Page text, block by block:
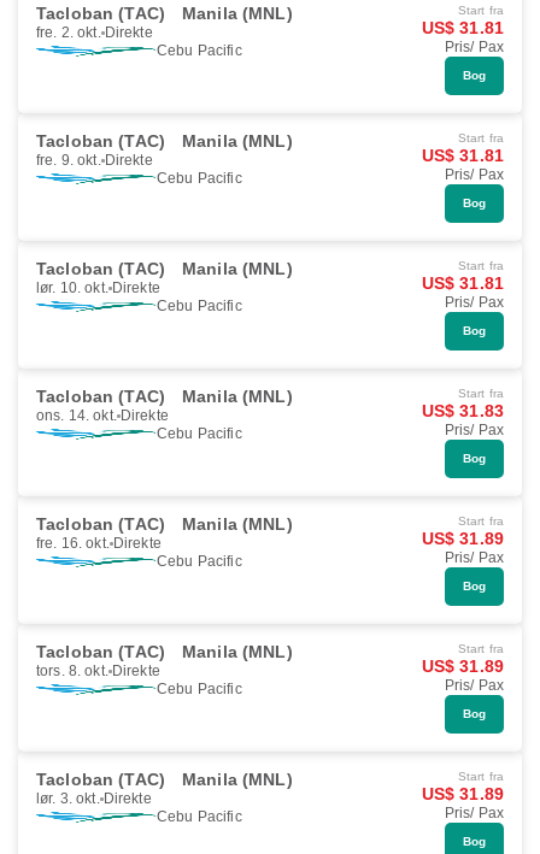
Tacloban (TAC) Manila (MNL)
fre. 2. okt. Direkte
Cebu Pacific
Start fra
US$ 31.81
Pris/ Pax
Bog
Tacloban (TAC) Manila (MNL)
fre. 9. okt. Direkte
Cebu Pacific
Start fra
US$ 31.81
Pris/ Pax
Bog
Tacloban (TAC) Manila (MNL)
lør. 10. okt. Direkte
Cebu Pacific
Start fra
US$ 31.81
Pris/ Pax
Bog
Tacloban (TAC) Manila (MNL)
ons. 14. okt. Direkte
Cebu Pacific
Start fra
US$ 31.83
Pris/ Pax
Bog
Tacloban (TAC) Manila (MNL)
fre. 16. okt. Direkte
Cebu Pacific
Start fra
US$ 31.89
Pris/ Pax
Bog
Tacloban (TAC) Manila (MNL)
tors. 8. okt. Direkte
Cebu Pacific
Start fra
US$ 31.89
Pris/ Pax
Bog
Tacloban (TAC) Manila (MNL)
lør. 3. okt. Direkte
Cebu Pacific
Start fra
US$ 31.89
Pris/ Pax
Bog